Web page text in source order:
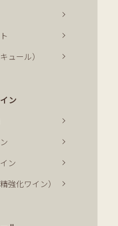
ュール）
ン
ン
強化ワイン）